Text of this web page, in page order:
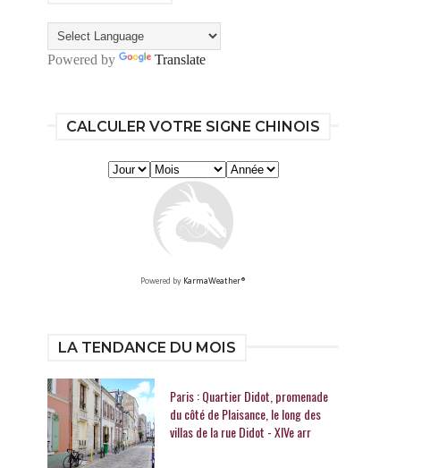
Powered by Translate
CALCULER VOTRE SIGNE CHINOIS
Powered by KarmaWeather®
LA TENDANCE DU MOIS
Paris : Quartier Didot, promenade
du côté de Plaisance, le long des
villas de la rue Didot - XIVe arr